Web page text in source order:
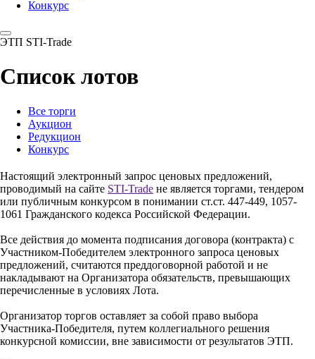
Конкурс
ЭТП STI-Trade
Список лотов
Все торги
Аукцион
Редукцион
Конкурс
Настоящий электронный запрос ценовых предложений,
проводимый на сайте STI-Trade не является торгами, тендером
или публичным конкурсом в понимании ст.ст. 447-449, 1057-
1061 Гражданского кодекса Российской Федерации.
Все действия до момента подписания договора (контракта) с
Участником-Победителем электронного запроса ценовых
предложений, считаются преддоговорной работой и не
накладывают на Организатора обязательств, превышающих
перечисленные в условиях Лота.
Организатор торгов оставляет за собой право выбора
Участника-Победителя, путем коллегиального решения
конкурсной комиссии, вне зависимости от результатов ЭТП.